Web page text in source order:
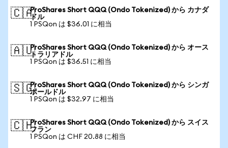
🇨🇦ProShares Short QQQ (Ondo Tokenized) から カナダ
ドル
1 PSQon は $36.01 に相当
🇦🇺ProShares Short QQQ (Ondo Tokenized) から オース
トラリアドル
1 PSQon は $36.51 に相当
🇸🇬ProShares Short QQQ (Ondo Tokenized) から シンガ
ポールドル
1 PSQon は $32.97 に相当
🇨🇭ProShares Short QQQ (Ondo Tokenized) から スイス
フラン
1 PSQon は CHF 20.88 に相当